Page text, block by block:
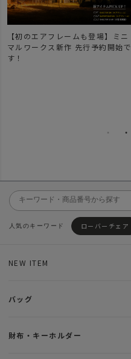
【初のエアフレームも登場】ミニ
マルワークス新作 先行予約開始で
す！
ローバーチェア
NEW ITEM
バッグ
財布・キーホルダー